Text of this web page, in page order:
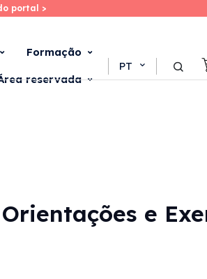
portal >
portal >
Formação
reservada
PT
e